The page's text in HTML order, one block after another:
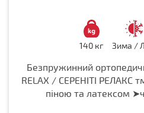
140 кг Зима /
Безпружинний
RELAX / СЕРЕНІТІ РЕЛАКС
піною та латексом